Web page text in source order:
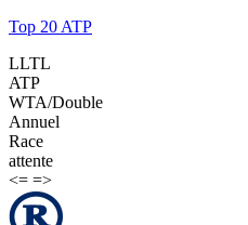
Top 20 ATP
LLTL
ATP
WTA/Double
Annuel
Race
attente
<= =>